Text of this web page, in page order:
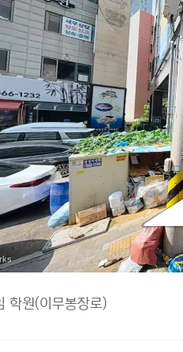
학원(이무봉장로)